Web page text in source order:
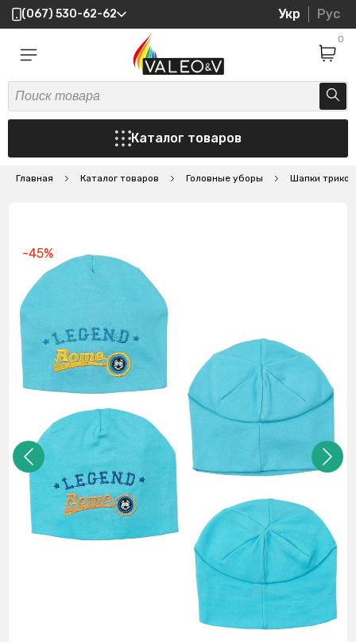
(067) 530-62-62 Укр Рус
0
Каталог товаров
Главная Каталог товаров Головные уборы Шапки
-45%